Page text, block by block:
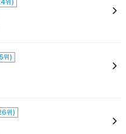
위)
위)
위)